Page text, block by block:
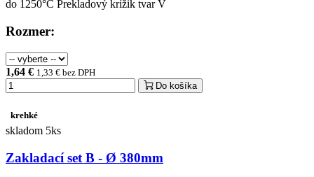
do 1250°C Prekladový krížik tvar V
Rozmer:
1,64 € 1,33 € bez DPH
Do košíka
krehké
skladom 5ks
Zakladací set B - Ø 380mm